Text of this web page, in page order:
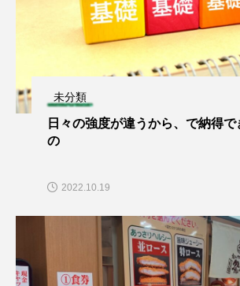
未分類
日々の強度が違うから、で納得で
の
2022.10.19